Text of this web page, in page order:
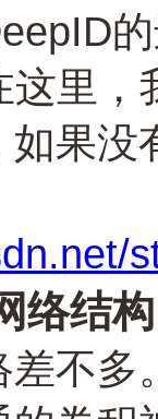
这里，
如果没
络结构
差不多